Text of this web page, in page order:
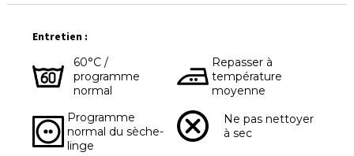
Entretien :
60°C /
programme
normal
Repasser à
température
moyenne
Programme
normal du sèche-
linge
Ne pas nettoyer
à sec